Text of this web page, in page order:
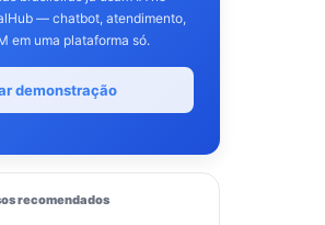
— chatbot, atendimento,
em uma plataforma só.
demonstração
recomendados